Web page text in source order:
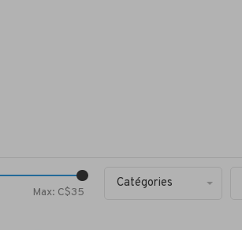
Max: C$35
Catégories